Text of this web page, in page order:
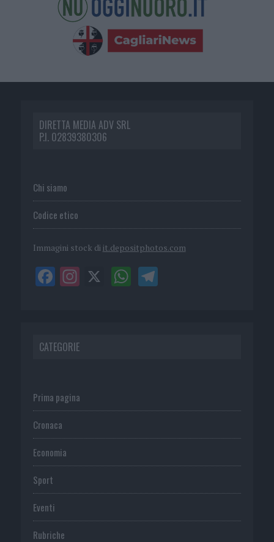
DIRETTA MEDIA ADV SRL
P.I. 02839380306
Chi siamo
Codice etico
Immagini stock di it.depositphotos.com
CATEGORIE
Prima pagina
Cronaca
Economia
Sport
Eventi
Rubriche